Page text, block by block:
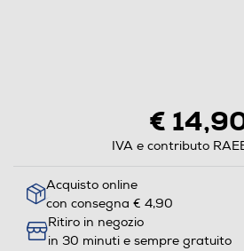
€
IVA e contributo
Acquisto online
con consegna € 4,90
Ritiro in negozio
in 30 minuti e sempre gratuito